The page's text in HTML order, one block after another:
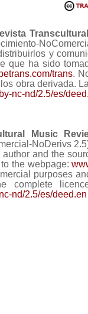
y
que ha sido
trans.
obra derivada.
nc-nd/2.5/es/
Music
NoDerivs
and the
to the webpage:
purposes
complete
nd/2.5/es/deed.en